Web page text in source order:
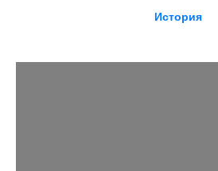
История